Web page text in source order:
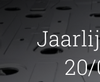
Plaatbewerking
Lasconstructie